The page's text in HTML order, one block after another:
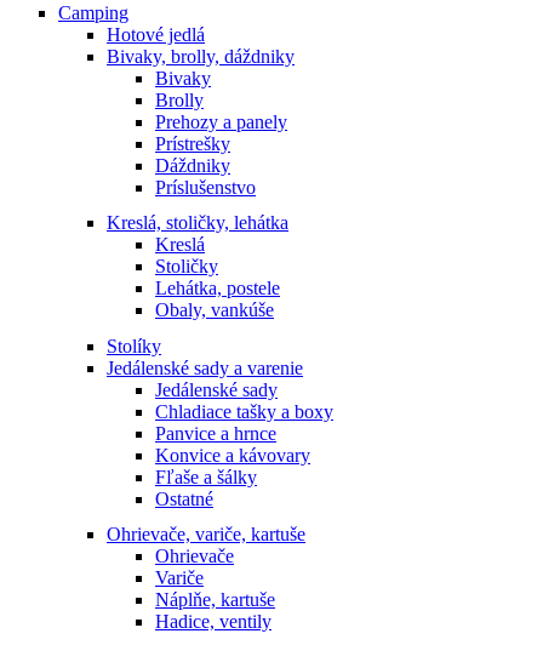
Camping
Hotové jedlá
Bivaky, brolly, dáždniky
Bivaky
Brolly
Prehozy a panely
Prístrešky
Dáždniky
Príslušenstvo
Kreslá, stoličky, lehátka
Kreslá
Stoličky
Lehátka, postele
Obaly, vankúše
Stolíky
Jedálenské sady a varenie
Jedálenské sady
Chladiace tašky a boxy
Panvice a hrnce
Konvice a kávovary
Fľaše a šálky
Ostatné
Ohrievače, variče, kartuše
Ohrievače
Variče
Náplňe, kartuše
Hadice, ventily